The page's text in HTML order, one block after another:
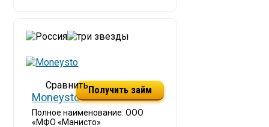
Moneysto
Полное наименование: ООО
«МФО «Манисто»
Получить займ